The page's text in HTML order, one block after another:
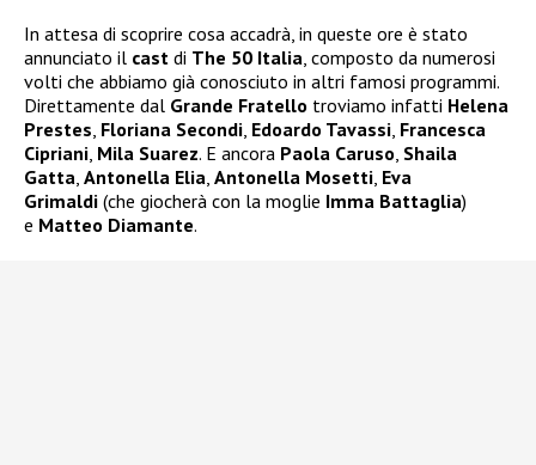
In attesa di scoprire cosa accadrà, in queste ore è stato
annunciato il cast di The 50 Italia, composto da numerosi
volti che abbiamo già conosciuto in altri famosi programmi.
Direttamente dal Grande Fratello troviamo infatti Helena
Prestes, Floriana Secondi, Edoardo Tavassi, Francesca
Cipriani, Mila Suarez. E ancora Paola Caruso, Shaila
Gatta, Antonella Elia, Antonella Mosetti, Eva
Grimaldi (che giocherà con la moglie Imma Battaglia)
e Matteo Diamante.